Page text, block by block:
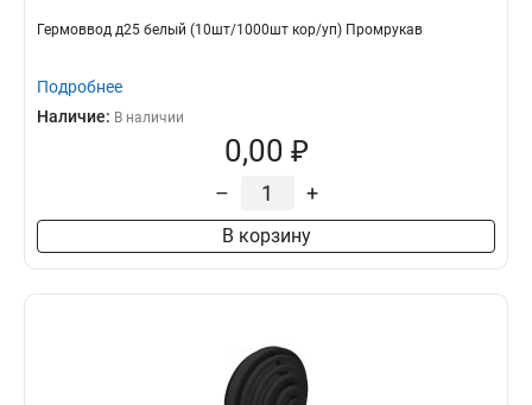
Гермоввод д25 белый (10шт/1000шт кор/уп) Промрукав
Подробнее
Наличие: В наличии
0,00 ₽
– +
В корзину